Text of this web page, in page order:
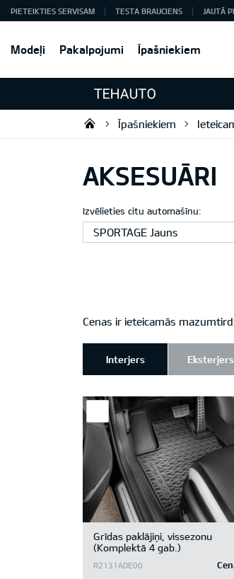
Modeļi Pakalpojumi Īpašniekiem
PIETEIKTIES SERVISAM TESTA BRAUCIENS JAUTĀ
Tehauto SIA
Īpašniekiem
AKSESUĀRI
Izvēlieties citu automašīnu:
Cenas ir ieteicamās
Interjers Eksterjers
Grīdas paklājiņi, vissezonu
(Komplektā 4 gab.)
R2131ADE00